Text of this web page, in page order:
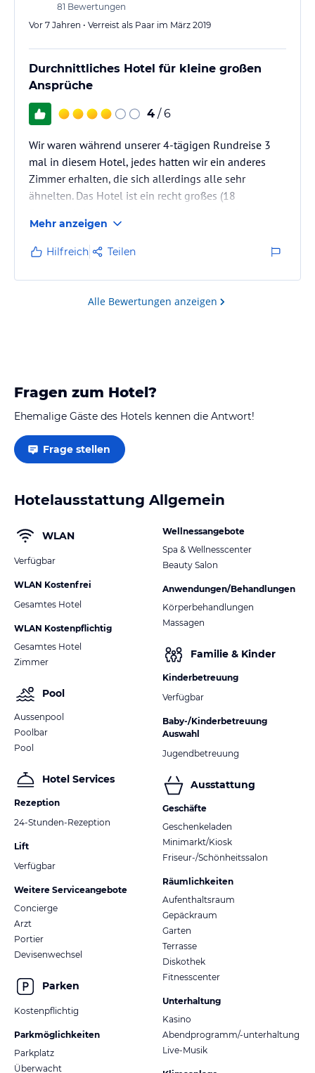
81 Bewertungen
Vor 7 Jahren • Verreist als Paar im März 2019
Durchnittliches Hotel für kleine großen
Ansprüche
4 / 6
Wir waren während unserer 4-tägigen Rundreise 3
mal in diesem Hotel, jedes hatten wir ein anderes
Zimmer erhalten, die sich allerdings alle sehr
ähnelten. Das Hotel ist ein recht großes (18
Buffetrestaurant, einem A la Carte Restaurant und
einer Bar, zumindest habe ich nur die eine gesehen.
Im Hotel konnte auch Geld getauscht werden, wobei
wir hier den besten Kurs erhielten, 2 andere Hotels
waren da deutlich schlechter.
Mehr anzeigen
Hilfreich Teilen
Alle Bewertungen anzeigen
Fragen zum Hotel?
Ehemalige Gäste des Hotels kennen die Antwort!
Frage stellen
Hotelausstattung Allgemein
WLAN
Verfügbar
WLAN Kostenfrei
Gesamtes Hotel
WLAN Kostenpflichtig
Gesamtes Hotel
Zimmer
Pool
Aussenpool
Poolbar
Pool
Hotel Services
Rezeption
24-Stunden-Rezeption
Lift
Verfügbar
Weitere Serviceangebote
Concierge
Arzt
Portier
Devisenwechsel
Parken
Kostenpflichtig
Parkmöglichkeiten
Parkplatz
Überwacht
Wellnessangebote
Spa & Wellnesscenter
Beauty Salon
Anwendungen/Behandlungen
Körperbehandlungen
Massagen
Familie & Kinder
Kinderbetreuung
Verfügbar
Baby-/Kinderbetreuung
Auswahl
Jugendbetreuung
Ausstattung
Geschäfte
Geschenkeladen
Minimarkt/Kiosk
Friseur-/Schönheitssalon
Räumlichkeiten
Aufenthaltsraum
Gepäckraum
Garten
Terrasse
Diskothek
Fitnesscenter
Unterhaltung
Kasino
Abendprogramm/-unterhaltung
Live-Musik